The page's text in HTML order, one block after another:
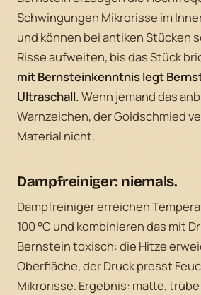
Schwingungen Mikrorisse im
und können bei antiken Stücken
Risse aufweiten, bis das Stück
mit Bernsteinkenntnis legt
Ultraschall.Wenn jemand das
Warnzeichen, der Goldschmied
Material nicht.
Dampfreiniger: niemals.
Dampfreiniger erreichen
100 °C und kombinieren das mit
Bernstein toxisch: die Hitze
Oberfläche, der Druck presst
Mikrorisse. Ergebnis: matte,